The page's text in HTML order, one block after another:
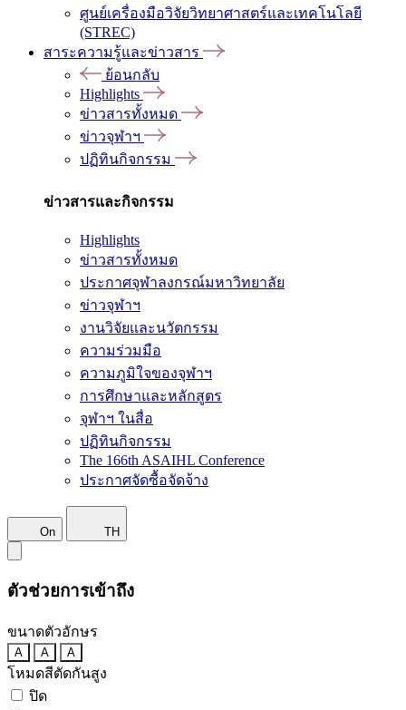
ศูนย์เครื่องมือวิจัยวิทยาศาสตร์และเทคโนโลยี
(STREC)
สาระความรู้และข่าวสาร
ย้อนกลับ
Highlights
ข่าวสารทั้งหมด
ข่าวจุฬาฯ
ปฏิทินกิจกรรม
ข่าวสารและกิจกรรม
Highlights
ข่าวสารทั้งหมด
ประกาศจุฬาลงกรณ์มหาวิทยาลัย
ข่าวจุฬาฯ
งานวิจัยและนวัตกรรม
ความร่วมมือ
ความภูมิใจของจุฬาฯ
การศึกษาและหลักสูตร
จุฬาฯ ในสื่อ
ปฏิทินกิจกรรม
The 166th ASAIHL Conference
ประกาศจัดซื้อจัดจ้าง
On TH
ตัวช่วยการเข้าถึง
ขนาดตัวอักษร
A A A
โหมดสีตัดกันสูง
ปิด